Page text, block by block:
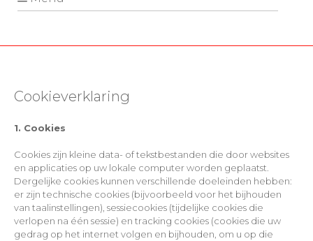
Cookieverklaring
1. Cookies
Cookies zijn kleine data- of tekstbestanden die door websites
en applicaties op uw lokale computer worden geplaatst.
Dergelijke cookies kunnen verschillende doeleinden hebben:
er zijn technische cookies (bijvoorbeeld voor het bijhouden
van taalinstellingen), sessiecookies (tijdelijke cookies die
verlopen na één sessie) en tracking cookies (cookies die uw
gedrag op het internet volgen en bijhouden, om u op die